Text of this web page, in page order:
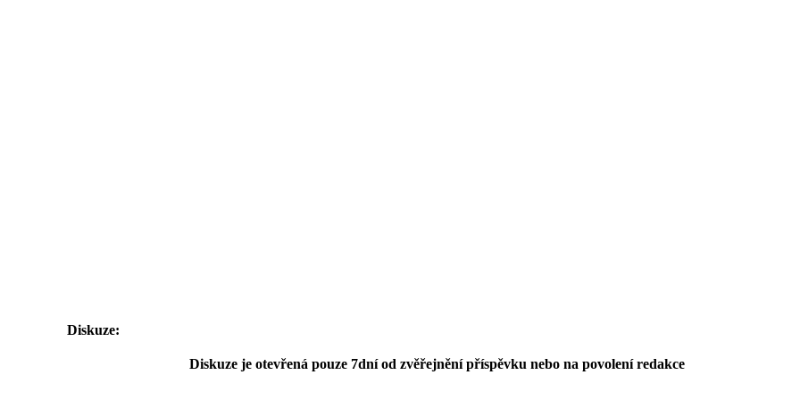
Diskuze:
Diskuze je otevřená pouze 7dní od zvěřejnění příspěvku nebo na povolení redakce